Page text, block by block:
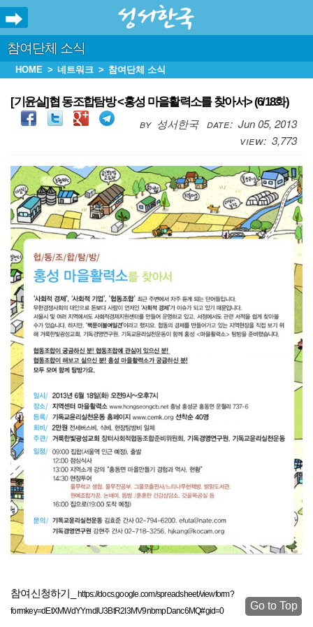
참여단체 소식
HOME 네트워크 참여단체 소식
[기윤실]협 동조합탐방 <홍성 마을활력소를 찾아서> (6/18화)
성서한국
Jun 05, 2013
3,773
참여신청하기_https://docs.google.com/spreadsheet/viewform?
formkey=dEtXMWdYYmdlU3BtR2I3MV9nbmpDanc6MQ#gid=0
Go to Top